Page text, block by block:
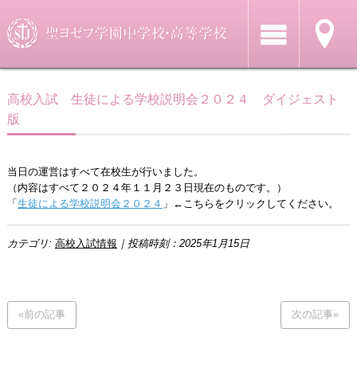
高校入試 生徒による学校説明会２０２４ ダイジェスト
版
当日の運営はすべて在校生が行いました。
（内容はすべて２０２４年１１月２３日現在のものです。）
「生徒による学校説明会２０２４ 」←こちらをクリックしてください。
カテゴリ: 高校入試情報 ｜投稿時刻：2025年1月15日
«前の記事 次の記事»